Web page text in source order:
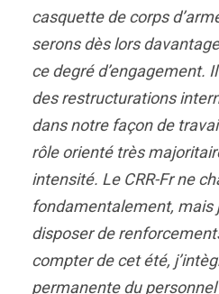
casquette de corps
serons dès lors
ce degré d’engagement.
des restructurations
dans notre façon de
rôle orienté très
intensité. Le CRR-Fr ne
fondamentalement, mais
disposer de
compter de cet été,
permanente du personnel